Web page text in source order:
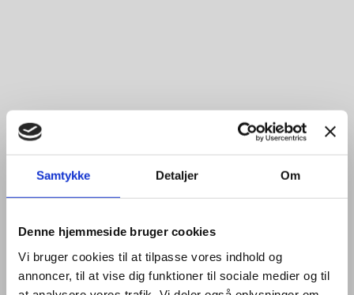
Samtykke Detaljer Om
Denne hjemmeside bruger cookies
Vi bruger cookies til at tilpasse vores indhold og
annoncer, til at vise dig funktioner til sociale medier og til